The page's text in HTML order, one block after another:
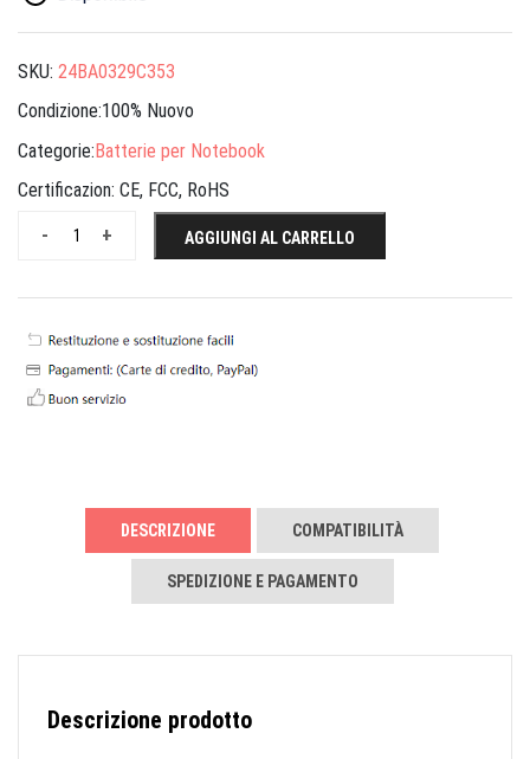
SKU: 24BA0329C353
Condizione:100% Nuovo
Categorie:Batterie per Notebook
Certificazion: CE, FCC, RoHS
+
- AGGIUNGI AL CARRELLO
DESCRIZIONE COMPATIBILITÀ
SPEDIZIONE E PAGAMENTO
Descrizione prodotto